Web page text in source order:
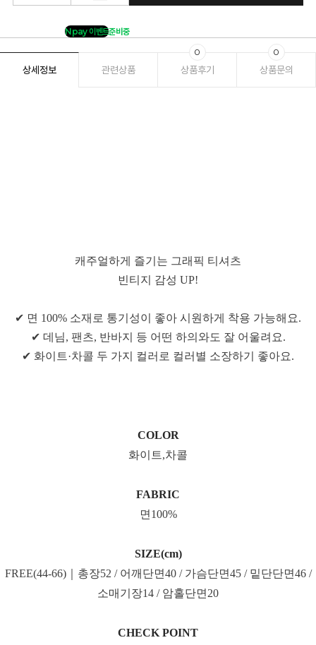
Npay 이벤트준비중
상세정보 관련상품 상품후기
0
상품문의
0
캐주얼하게 즐기는 그래픽 티셔츠
빈티지 감성 UP!
✔ 면 100% 소재로 통기성이 좋아 시원하게 착용 가능해요.
✔ 데님, 팬츠, 반바지 등 어떤 하의와도 잘 어울려요.
✔ 화이트·차콜 두 가지 컬러로 컬러별 소장하기 좋아요.
COLOR
화이트,차콜
FABRIC
면100%
SIZE(cm)
FREE(44-66)｜총장52 / 어깨단면40 / 가슴단면45 / 밑단단면46 /
소매기장14 / 암홀단면20
CHECK POINT